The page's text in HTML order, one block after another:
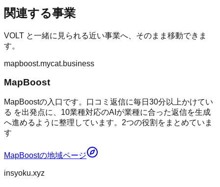
関連する事業
VOLT と一緒に見られる近い事業へ、そのまま移動できま
す。
mapboost.mycat.business
MapBoost
MapBoostの入口です。口コミ返信に毎日30分以上かけてい
る を出発点に、10業種対応のAIが業種に合った返信を生成
へ進めるように整理しています。2つの役割をまとめていま
す
MapBoostの地域ページ
insyoku.xyz